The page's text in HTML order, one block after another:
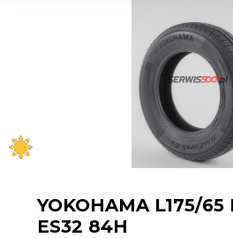
YOKOHAMA L175/65
ES32 84H